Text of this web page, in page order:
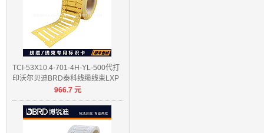
TCI-53X10.4-701-4H-YL-500代打
印沃尔贝迪BRD泰科线缆线束LXP
966.7元